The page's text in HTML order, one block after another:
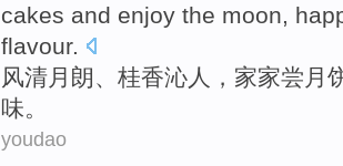
cakes and enjoy the moon,
flavour.
风清月朗、 桂香沁人 ，家家尝 月
味。
youdao